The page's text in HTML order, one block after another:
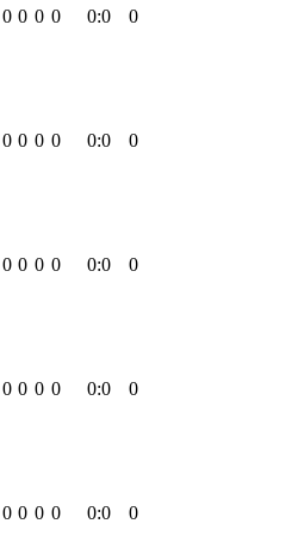
0 0 0 0 0:0 0
0 0 0 0 0:0 0
0 0 0 0 0:0 0
0 0 0 0 0:0 0
0 0 0 0 0:0 0